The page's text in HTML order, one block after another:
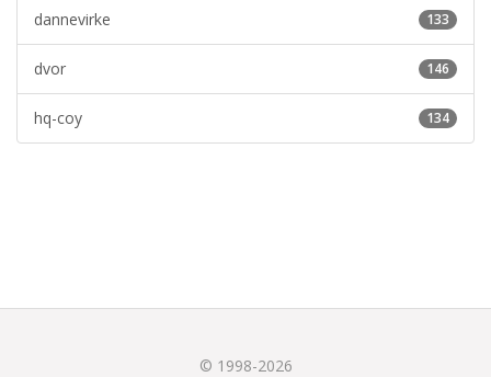
133
dannevirke
146
dvor
134
hq-coy
© 1998-2026